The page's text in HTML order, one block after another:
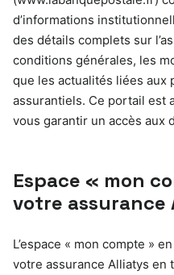
d’informations
des détails complets sur
conditions générales, les
que les actualités liées aux
assurantiels. Ce portail est
vous garantir un accès aux
Espace « mon
votre assurance
L’espace « mon compte »
votre assurance Alliatys en